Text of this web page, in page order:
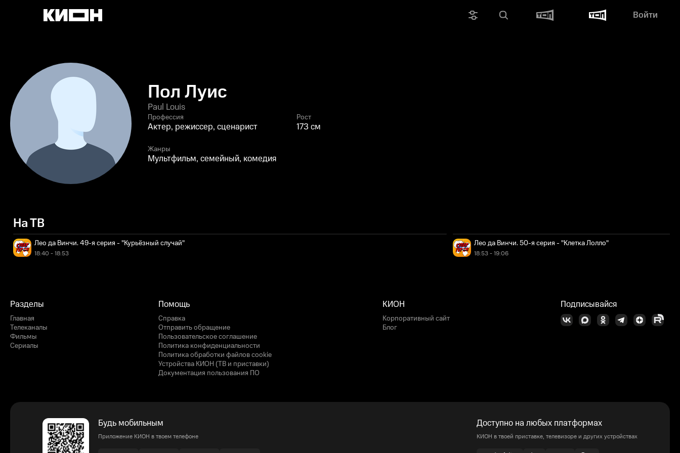
Войти
Пол Луис
Paul Louis
Профессия
Актер, режиссер, сценарист
Рост
173 см
Жанры
Мультфильм, семейный, комедия
На ТВ
Лео да Винчи. 49-я серия - "Курьёзный случай"
18:40 - 18:53
Лео да Винчи. 50-я серия - "Клетка Лолло"
18:53 - 19:06
Разделы
Главная
Телеканалы
Фильмы
Сериалы
Помощь
Справка
Отправить обращение
Пользовательское соглашение
Политика конфиденциальности
Политика обработки файлов cookie
Устройства КИОН (ТВ и приставки)
Документация пользования ПО
КИОН
Корпоративный сайт
Блог
Подписывайся
Будь мобильным
Приложение КИОН в твоем телефоне
Доступно на любых платформах
КИОН в твоей приставке, телевизоре и других устройствах